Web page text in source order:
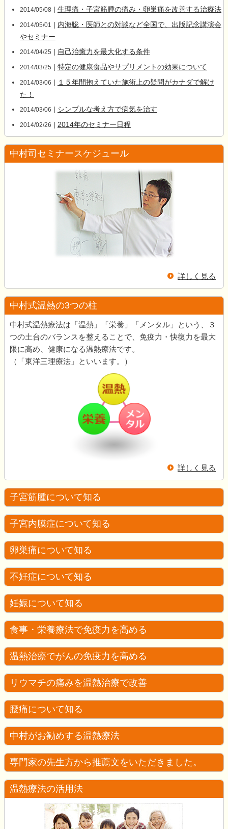
2014/05/08 | 生理痛・子宮筋腫の痛み・卵巣痛を改善する治療法
2014/05/01 | 内海聡・医師との対談など全国で、出版記念講演会
やセミナー
2014/04/25 | 自己治癒力を最大化する条件
2014/03/25 | 特定の健康食品やサプリメントの効果について
2014/03/06 | １５年間抱えていた施術上の疑問がカナダで解け
た！
2014/03/06 | シンプルな考え方で病気を治す
2014/02/26 | 2014年のセミナー日程
中村司セミナースケジュール
詳しく見る
中村式温熱の3つの柱
中村式温熱療法は「温熱」「栄養」「メンタル」という、３
つの土台のバランスを整えることで、免疫力・快復力を最大
限に高め、健康になる温熱療法です。
（「東洋三理療法」といいます。）
詳しく見る
子宮筋腫について知る
子宮内膜症について知る
卵巣痛について知る
不妊症について知る
妊娠について知る
食事・栄養療法で免疫力を高める
温熱治療でがんの免疫力を高める
リウマチの痛みを温熱治療で改善
腰痛について知る
中村がお勧めする温熱療法
専門家の先生方から推薦文をいただきました。
温熱療法の活用法